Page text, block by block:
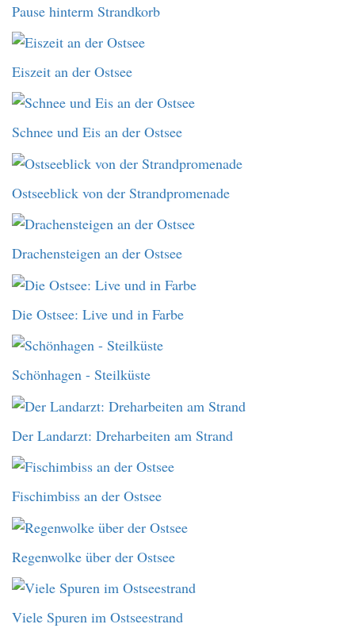
Pause hinterm Strandkorb
Eiszeit an der Ostsee
Schnee und Eis an der Ostsee
Ostseeblick von der Strandpromenade
Drachensteigen an der Ostsee
Die Ostsee: Live und in Farbe
Schönhagen - Steilküste
Der Landarzt: Dreharbeiten am Strand
Fischimbiss an der Ostsee
Regenwolke über der Ostsee
Viele Spuren im Ostseestrand